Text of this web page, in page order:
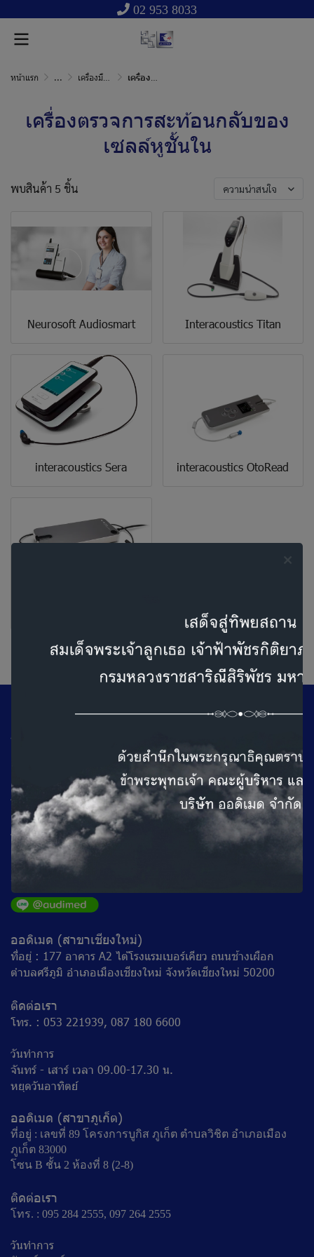
02 953 8033
หน้าแรก ... เครื่องมือแพทย์ หูคอจมูก การได้ยิน และการทรงตัว เครื่องตรวจการสะท้อนกลับของเซลล์หูชั้นใน
เครื่องตรวจการสะท้อนกลับของ
เซลล์หูชั้นใน
พบสินค้า 5 ชิ้น ความน่าสนใจ
Neurosoft Audiosmart Interacoustics Titan
interacoustics Sera interacoustics OtoRead
1
ที่อยู่ : 100/101 ถ.เทศบาลสงเคราะห์แขวงลาดยาว เขตจตุจักร
ติดต่อเรา
โทร : 02 953 8033 (Auto)
วันทำการ
จันทร์ - ศุกร์ เวลา 08.30-16.30 น.
เสาร์ เวลา 09.00 - 16.30 น.
ออดิเมด (สาขาเชียงใหม่)
ที่อยู่ : 177 อาคาร A2 ไต้โรงแรมเบอร์เคียว ถนนช้างเผือก
ตำบลศรีภูมิ อำเภอเมืองเชียงใหม่ จังหวัดเชียงใหม่ 50200
ติดต่อเรา
โทร. : 053 221939, 087 180 6600
วันทำการ
จันทร์ - เสาร์ เวลา 09.00-17.30 น.
หยุดวันอาทิตย์
ออดิเมด (สาขาภูเก็ต)
ที่อยู่ : เลขที่ 89 โครงการบูกิส ภูเก็ต ตำบลวิชิต อำเภอเมือง
ภูเก็ต 83000
โซน B ชั้น 2 ห้องที่ 8 (ฺ2-8)
ติดต่อเรา
โทร. : 095 284 2555, 097 264 2555
วันทำการ